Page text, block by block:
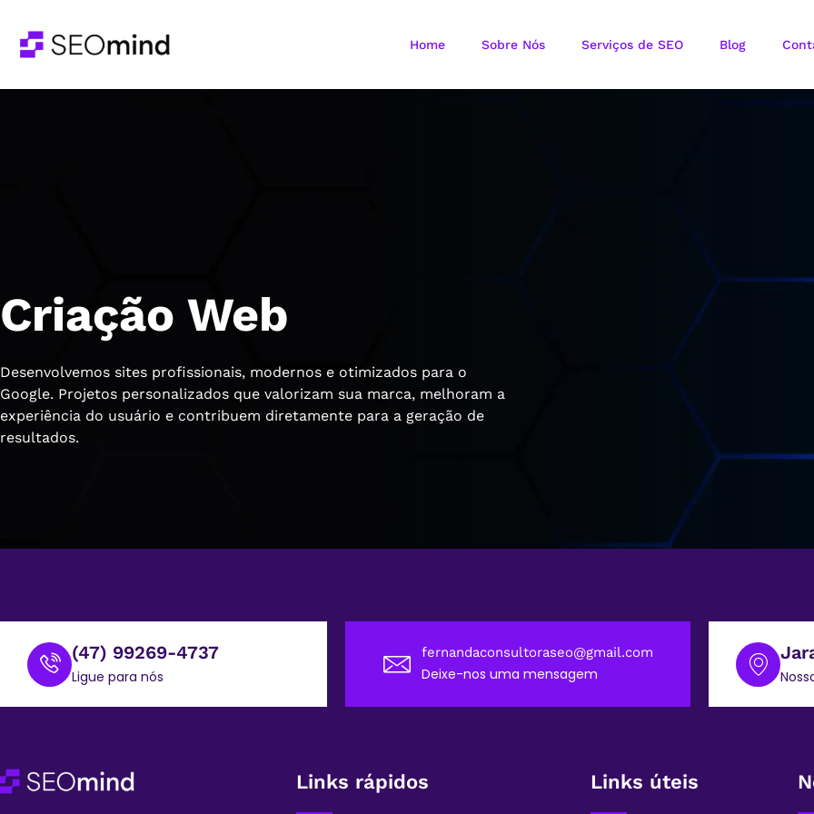
Home Sobre Nós Serviços de SEO Blog
Criação Web
Desenvolvemos sites profissionais, modernos e otimizados para o
Google. Projetos personalizados que valorizam sua marca, melhoram a
experiência do usuário e contribuem diretamente para a geração de
resultados.
(47) 99269-4737
Ligue para nós
fernandaconsultoraseo@gmail.com
Deixe-nos uma mensagem
Links rápidos Links úteis